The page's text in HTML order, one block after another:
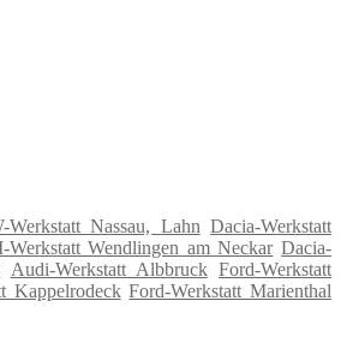
Werkstatt Nassau, Lahn Dacia-Werkstatt
Werkstatt Wendlingen am Neckar Dacia-
Audi-Werkstatt Albbruck Ford-Werkstatt
Kappelrodeck Ford-Werkstatt Marienthal